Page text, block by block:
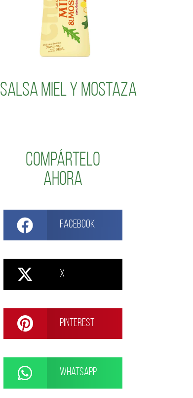
Salsa Miel y Mostaza
Compártelo
ahora
Facebook
X
Pinterest
WhatsApp